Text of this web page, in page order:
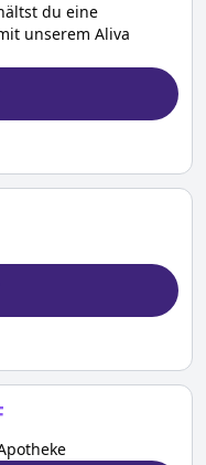
du eine
unserem Aliva